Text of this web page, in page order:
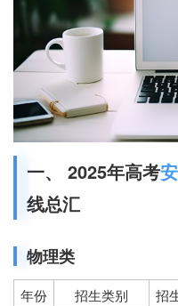
一、 2025年高考
线总汇
物理类
年份 招生类别 招